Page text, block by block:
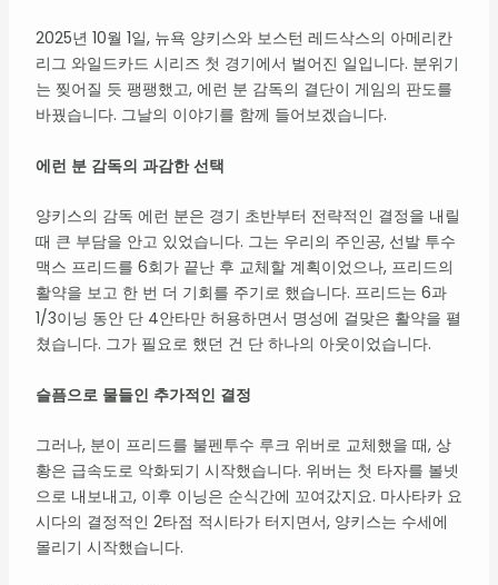
2025년 10월 1일, 뉴욕 양키스와 보스턴 레드삭스의 아메리칸
리그 와일드카드 시리즈 첫 경기에서 벌어진 일입니다. 분위기
는 찢어질 듯 팽팽했고, 에런 분 감독의 결단이 게임의 판도를
바꿨습니다. 그날의 이야기를 함께 들어보겠습니다.
에런 분 감독의 과감한 선택
양키스의 감독 에런 분은 경기 초반부터 전략적인 결정을 내릴
때 큰 부담을 안고 있었습니다. 그는 우리의 주인공, 선발 투수
맥스 프리드를 6회가 끝난 후 교체할 계획이었으나, 프리드의
활약을 보고 한 번 더 기회를 주기로 했습니다. 프리드는 6과
1/3이닝 동안 단 4안타만 허용하면서 명성에 걸맞은 활약을 펼
쳤습니다. 그가 필요로 했던 건 단 하나의 아웃이었습니다.
슬픔으로 물들인 추가적인 결정
그러나, 분이 프리드를 불펜투수 루크 위버로 교체했을 때, 상
황은 급속도로 악화되기 시작했습니다. 위버는 첫 타자를 볼넷
으로 내보내고, 이후 이닝은 순식간에 꼬여갔지요. 마사타카 요
시다의 결정적인 2타점 적시타가 터지면서, 양키스는 수세에
몰리기 시작했습니다.